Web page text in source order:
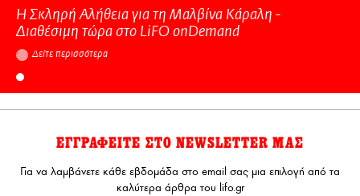
Η Σκληρή Αλήθεια για τη Μαλβίνα Κάραλη -
Διαθέσιμη τώρα στo LiFO onDemand
Δείτε περισσότερα
ΕΓΓΡΑΦΕΙΤΕ ΣΤΟ NEWSLETTER ΜΑΣ
Για να λαμβάνετε κάθε εβδομάδα στο email σας μια επιλογή από τα
καλύτερα άρθρα του lifo.gr